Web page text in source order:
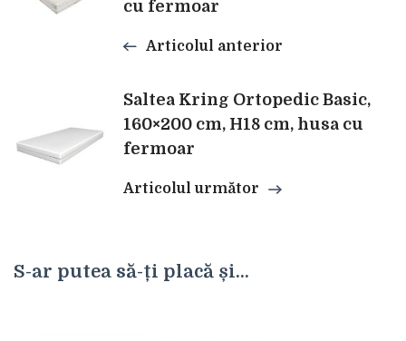
articole
cu fermoar
Articolul anterior
Saltea Kring Ortopedic Basic,
160×200 cm, H18 cm, husa cu
fermoar
Articolul următor
S-ar putea să-ți placă și...